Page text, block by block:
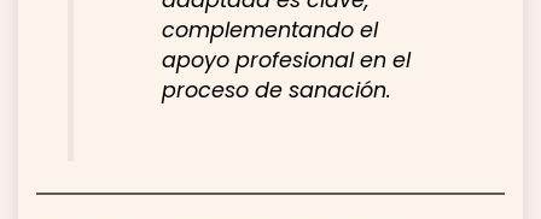
complementando el
apoyo profesional en el
proceso de sanación.